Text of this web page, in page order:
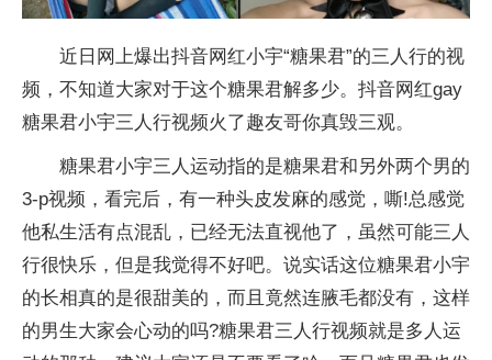
近日网上爆出抖音网红小宇“糖果君”的三人行的视
频，不知道大家对于这个糖果君解多少。抖音网红gay
糖果君小宇三人行视频火了趣友哥你真毁三观。
糖果君小宇三人运动指的是糖果君和另外两个男的
3-p视频，看完后，有一种头皮发麻的感觉，嘶!总感觉
他私生活有点混乱，已经无法直视他了，虽然可能三人
行很快乐，但是我觉得不好吧。说实话这位糖果君小宇
的长相真的是很甜美的，而且竟然连腋毛都没有，这样
的男生大家会心动的吗?糖果君三人行视频就是多人运